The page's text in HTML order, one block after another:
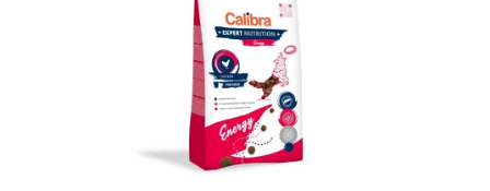
KRÁLÍCI/HLODAVCI/PTÁCI